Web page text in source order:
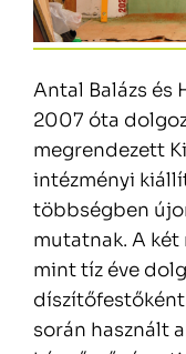
Antal Balázs és
2007 óta
megrendezett
intézményi
többségben
mutatnak. A két
mint tíz éve
során használt